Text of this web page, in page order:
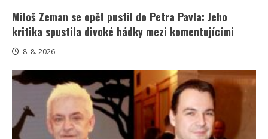
Miloš Zeman se opět pustil do Petra Pavla: Jeho
kritika spustila divoké hádky mezi komentujícími
8. 8. 2026